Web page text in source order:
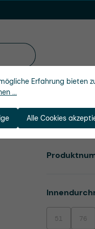
51(Diese Option
76
Erfahrung bieten
...
Alle Cookies